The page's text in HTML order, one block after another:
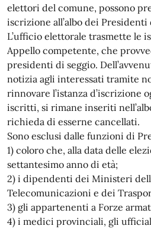
elettori del comune, possono
iscrizione all’albo dei
L’ufficio elettorale trasmette le
Appello competente, che
presidenti di seggio.
notizia agli interessati tramite
rinnovare l’istanza d’iscrizione
iscritti, si rimane inseriti
richieda di esserne cancellati.
Sono esclusi dalle funzioni di
1) coloro che, alla data delle
settantesimo anno di età;
2) i dipendenti dei Ministeri
Telecomunicazioni e dei
3) gli appartenenti a Forze
4) i medici provinciali, gli